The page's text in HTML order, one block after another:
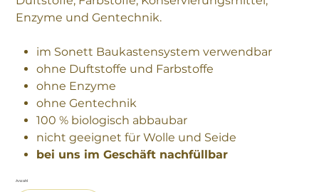
Enzyme und Gentechnik.
im Sonett Baukastensystem verwendbar
ohne Duftstoffe und Farbstoffe
ohne Enzyme
ohne Gentechnik
100 % biologisch abbaubar
nicht geeignet für Wolle und Seide
bei uns im Geschäft nachfüllbar
Anzahl